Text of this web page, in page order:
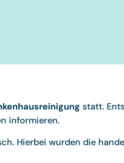
statt.
informieren.
Hierbei wurden die